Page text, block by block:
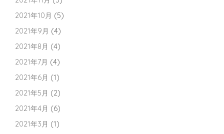
2021年10月 (5)
2021年9月 (4)
2021年8月 (4)
2021年7月 (4)
2021年6月 (1)
2021年5月 (2)
2021年4月 (6)
2021年3月 (1)